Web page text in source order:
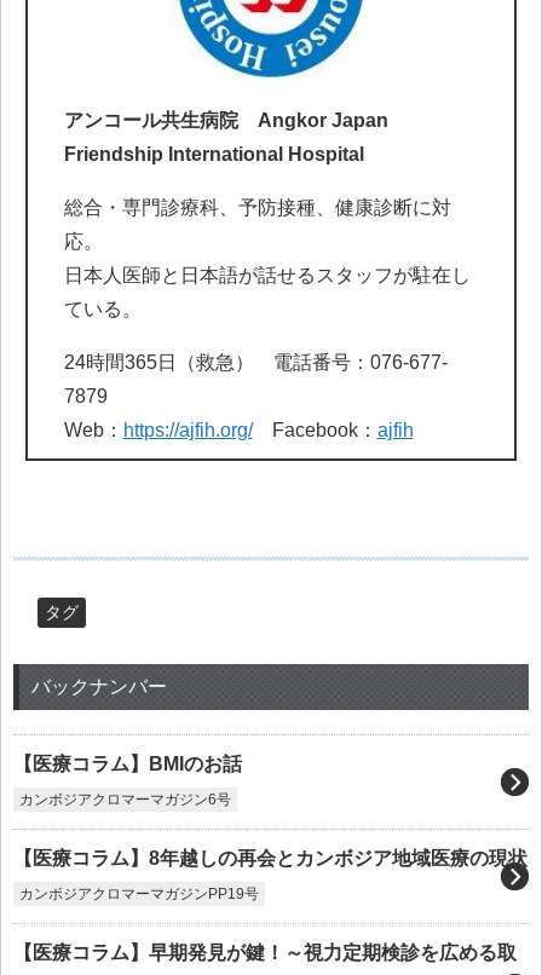
アンコール共生病院 Angkor Japan
Friendship International Hospital
総合・専門診療科、予防接種、健康診断に対
応。
日本人医師と日本語が話せるスタッフが駐在し
ている。
24時間365日（救急） 電話番号：076-677-
7879
Web： https://ajfih.org/Facebook： ajfih
タグ
バックナンバー
【医療コラム】BMIのお話
カンボジアクロマーマガジン6号
【医療コラム】8年越しの再会とカンボジア地域医療の現状
カンボジアクロマーマガジンPP19号
【医療コラム】早期発見が鍵！～視力定期検診を広める取